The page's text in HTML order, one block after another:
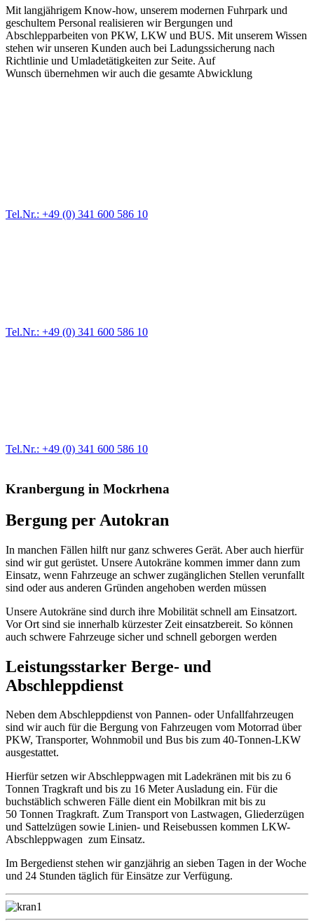
Mit langjährigem Know-how, unserem modernen Fuhrpark und
geschultem Personal realisieren wir Bergungen und
Abschlepparbeiten von PKW, LKW und BUS. Mit unserem Wissen
stehen wir unseren Kunden auch bei Ladungssicherung nach
Richtlinie und Umladetätigkeiten zur Seite. Auf
Wunsch übernehmen wir auch die gesamte Abwicklung
Tel.Nr.: +49 (0) 341 600 586 10
Tel.Nr.: +49 (0) 341 600 586 10
Tel.Nr.: +49 (0) 341 600 586 10
Kranbergung in Mockrhena
Bergung per Autokran
In manchen Fällen hilft nur ganz schweres Gerät. Aber auch hierfür
sind wir gut gerüstet. Unsere Autokräne kommen immer dann zum
Einsatz, wenn Fahrzeuge an schwer zugänglichen Stellen verunfallt
sind oder aus anderen Gründen angehoben werden müssen
Unsere Autokräne sind durch ihre Mobilität schnell am Einsatzort.
Vor Ort sind sie innerhalb kürzester Zeit einsatzbereit. So können
auch schwere Fahrzeuge sicher und schnell geborgen werden
Leistungsstarker Berge- und
Abschleppdienst
Neben dem Abschleppdienst von Pannen- oder Unfallfahrzeugen
sind wir auch für die Bergung von Fahrzeugen vom Motorrad über
PKW, Transporter, Wohnmobil und Bus bis zum 40-Tonnen-LKW
ausgestattet.
Hierfür setzen wir Abschleppwagen mit Ladekränen mit bis zu 6
Tonnen Tragkraft und bis zu 16 Meter Ausladung ein. Für die
buchstäblich schweren Fälle dient ein Mobilkran mit bis zu
50 Tonnen Tragkraft. Zum Transport von Lastwagen, Gliederzügen
und Sattelzügen sowie Linien- und Reisebussen kommen LKW-
Abschleppwagen zum Einsatz.
Im Bergedienst stehen wir ganzjährig an sieben Tagen in der Woche
und 24 Stunden täglich für Einsätze zur Verfügung.